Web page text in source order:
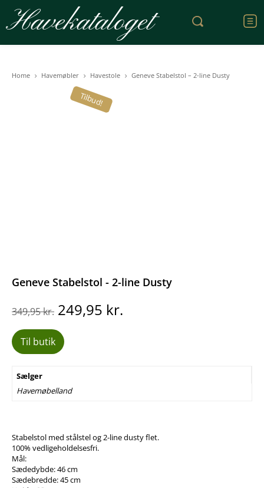
Havekataloget
Home Havemøbler Havestole Geneve Stabelstol – 2-line Dusty
Tilbud!
Geneve Stabelstol - 2-line Dusty
349,95kr. Den
oprindelige
pris
var:
349,95 kr..
249,95 kr.
Til butik
Sælger
Havemøbelland
Stabelstol med stålstel og 2-line dusty flet.
100% vedligeholdelsesfri.
Mål:
Sædedybde: 46 cm
Sædebredde: 45 cm